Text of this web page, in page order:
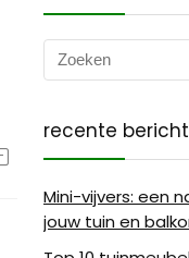
recente
Mini-vijvers: een
jouw tuin en